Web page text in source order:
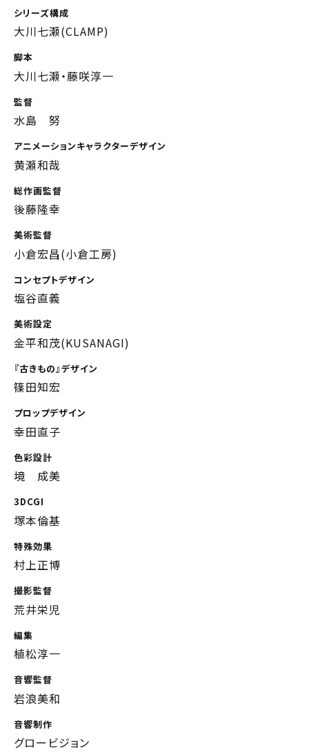
シリーズ構成
大川七瀬(CLAMP)
脚本
大川七瀬・藤咲淳一
監督
水島 努
アニメーションキャラクターデザイン
黄瀬和哉
総作画監督
後藤隆幸
美術監督
小倉宏昌(小倉工房)
コンセプトデザイン
塩谷直義
美術設定
金平和茂(KUSANAGI)
『古きもの』デザイン
篠田知宏
プロップデザイン
幸田直子
色彩設計
境 成美
3DCGI
塚本倫基
特殊効果
村上正博
撮影監督
荒井栄児
編集
植松淳一
音響監督
岩浪美和
音響制作
グロービジョン